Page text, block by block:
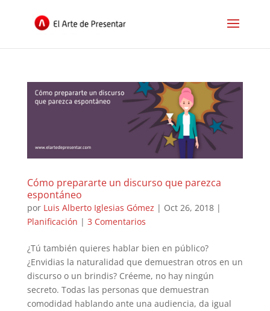
Cómo prepararte un discurso que parezca
espontáneo
por Luis Alberto Iglesias Gómez | Oct 26, 2018|
Planificación | 3 Comentarios
¿Tú también quieres hablar bien en público?
¿Envidias la naturalidad que demuestran otros en un
discurso o un brindis? Créeme, no hay ningún
secreto. Todas las personas que demuestran
comodidad hablando ante una audiencia, da igual